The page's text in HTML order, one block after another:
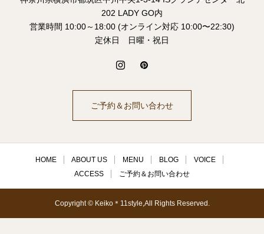
202 LADY GO内
営業時間 10:00～18:00 (オンライン対応 10:00〜22:30)
定休日 日曜・祝日
ご予約＆お問い合わせ
HOME ABOUT US MENU BLOG
VOICE
ACCESS
ご予約＆お問い合わせ
Copyright © Keiko＊11style,All Rights Reserved.